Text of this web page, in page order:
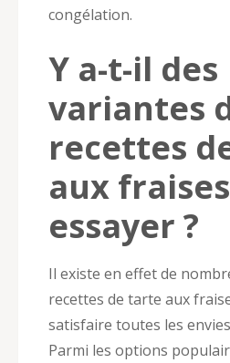
congélation.
Y a-t-il des
variantes
recettes
aux
essayer ?
Il existe en effet de
recettes de tarte aux
satisfaire toutes les
Parmi les options